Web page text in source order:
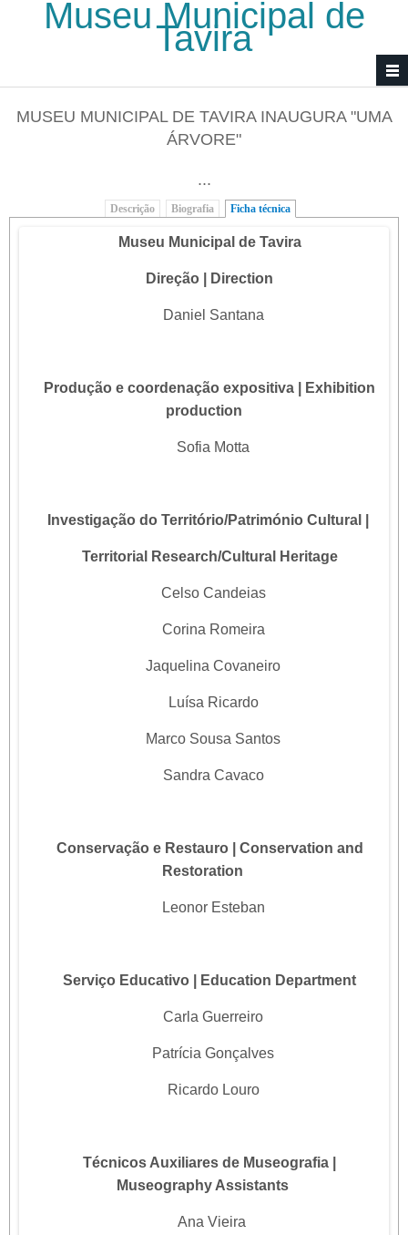
Passar para o conteúdo principal
Museu Municipal de
Tavira
MUSEU MUNICIPAL DE TAVIRA INAUGURA "UMA
ÁRVORE"
...
Descrição Biografia Ficha técnica
Museu Municipal de Tavira
Direção | Direction
Daniel Santana
Produção e coordenação expositiva | Exhibition
production
Sofia Motta
Investigação do Território/Património Cultural |
Territorial Research/Cultural Heritage
Celso Candeias
Corina Romeira
Jaquelina Covaneiro
Luísa Ricardo
Marco Sousa Santos
Sandra Cavaco
Conservação e Restauro | Conservation and
Restoration
Leonor Esteban
Serviço Educativo | Education Department
Carla Guerreiro
Patrícia Gonçalves
Ricardo Louro
Técnicos Auxiliares de Museografia |
Museography Assistants
Ana Vieira